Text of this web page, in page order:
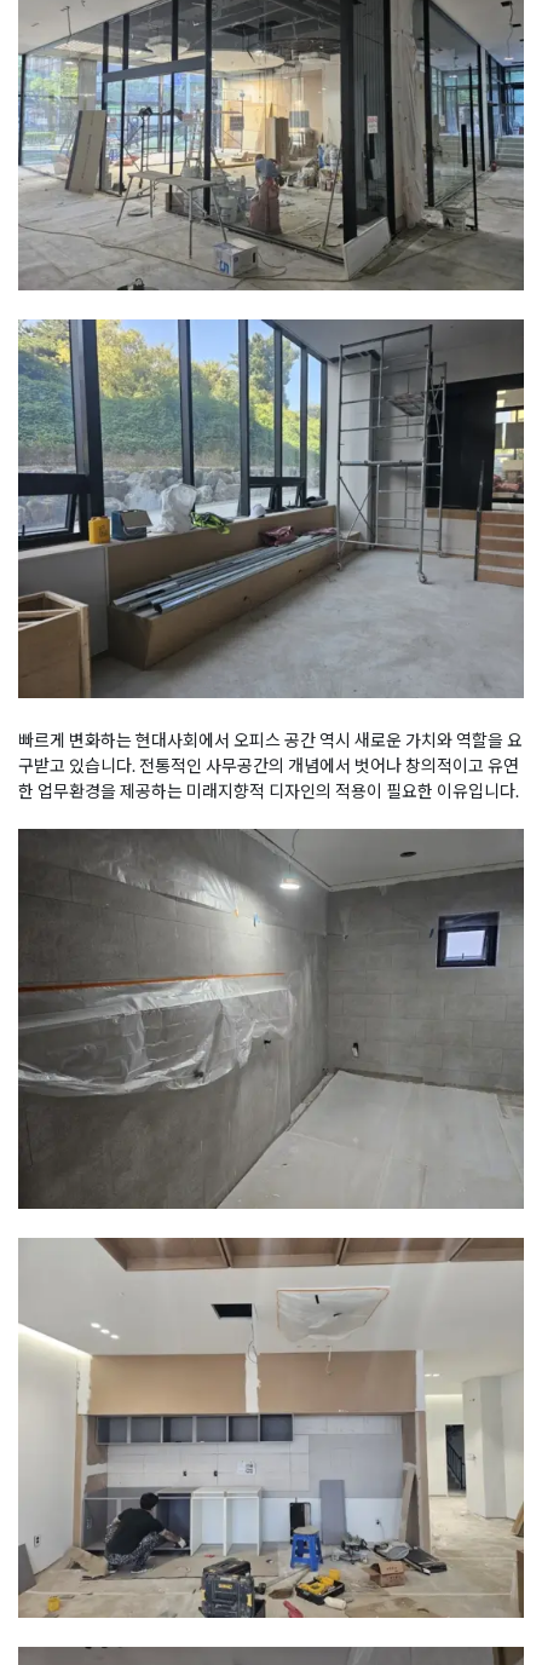
빠르게 변화하는 현대사회에서 오피스 공간 역시 새로운 가치와 역할을 요
구받고 있습니다. 전통적인 사무공간의 개념에서 벗어나 창의적이고 유연
한 업무환경을 제공하는 미래지향적 디자인의 적용이 필요한 이유입니다.